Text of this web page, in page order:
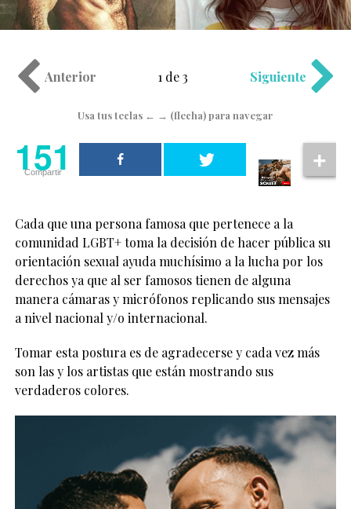
Anterior 1 de 3 Siguiente
Usa tus teclas ← → (flecha) para navegar
151
Compartir
Cada que una persona famosa que pertenece a la
comunidad LGBT+ toma la decisión de hacer pública su
orientación sexual ayuda muchísimo a la lucha por los
derechos ya que al ser famosos tienen de alguna
manera cámaras y micrófonos replicando sus mensajes
a nivel nacional y/o internacional.
Tomar esta postura es de agradecerse y cada vez más
son las y los artistas que están mostrando sus
verdaderos colores.